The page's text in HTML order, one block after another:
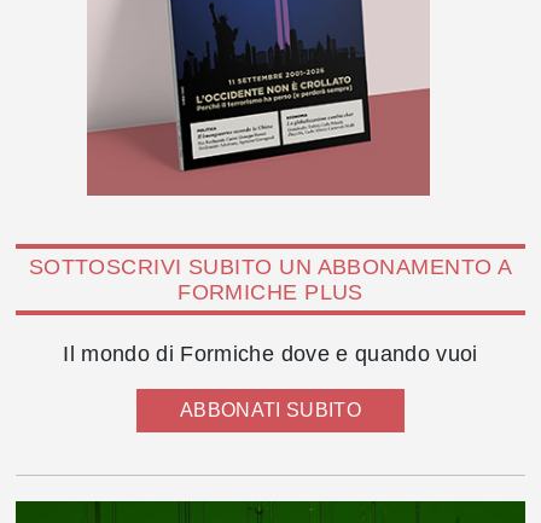
SOTTOSCRIVI SUBITO UN ABBONAMENTO A
FORMICHE PLUS
Il mondo di Formiche dove e quando vuoi
ABBONATI SUBITO